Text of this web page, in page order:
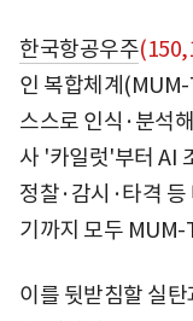
한국항공우주
인 복합체계
스스로 인식·분석
사 '카일럿'부터 AI
정찰·감시·타격 등
기까지 모두 MUM-
이를 뒷받침할 실